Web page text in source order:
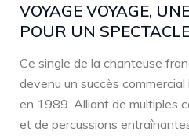
VOYAGE VOYAGE,
POUR UN
Ce single de la chanteuse
devenu un succès
en 1989. Alliant de multiples
et de percussions